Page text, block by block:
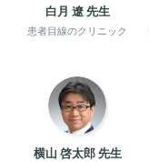
白月 遼 先生
患者目線のクリニック
横山 啓太郎 先生